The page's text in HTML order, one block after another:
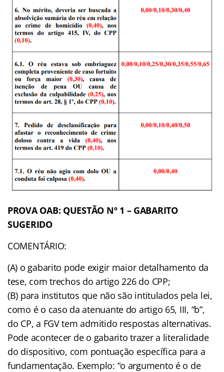
PROVA OAB: QUESTÃO Nº 1 – GABARITO
SUGERIDO
COMENTÁRIO:
(A) o gabarito pode exigir maior detalhamento da
tese, com trechos do artigo 226 do CPP;
(B) para institutos que não são intitulados pela lei,
como é o caso da atenuante do artigo 65, III, “b”,
do CP, a FGV tem admitido respostas alternativas.
Pode acontecer de o gabarito trazer a literalidade
do dispositivo, com pontuação específica para a
fundamentação. Exemplo: “o argumento é o de